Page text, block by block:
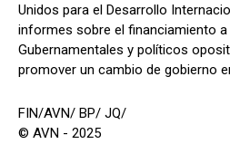
Unidos para el Desarrollo
informes sobre el financiamiento a
Gubernamentales y políticos
promover un cambio de gobierno
FIN/AVN/ BP/ JQ/
© AVN - 2025